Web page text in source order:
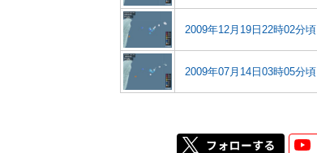
2009年12月19日22時02分頃
2009年07月14日03時05分頃